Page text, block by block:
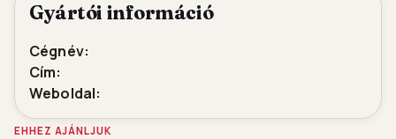
Gyártói információ
Cégnév:
Cím:
Weboldal:
EHHEZ AJÁNLJUK